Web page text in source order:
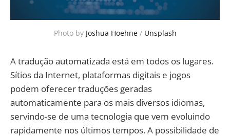
Photo by Joshua Hoehne/ Unsplash
A tradução automatizada está em todos os lugares.
Sítios da Internet, plataformas digitais e jogos
podem oferecer traduções geradas
automaticamente para os mais diversos idiomas,
servindo-se de uma tecnologia que vem evoluindo
rapidamente nos últimos tempos. A possibilidade de